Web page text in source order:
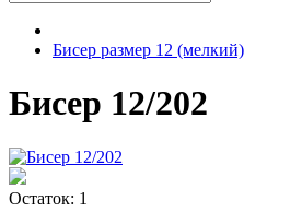
Бисер размер 12 (мелкий)
Бисер 12/202
Остаток: 1